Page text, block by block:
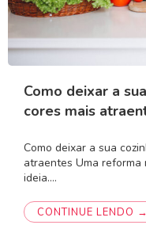
Como deixar a
cores mais
Como deixar a sua
atraentes Uma reforma
ideia.…
CONTINUE LENDO →